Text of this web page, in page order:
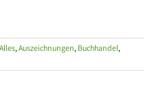
Alles,Auszeichnungen, Buchhandel,